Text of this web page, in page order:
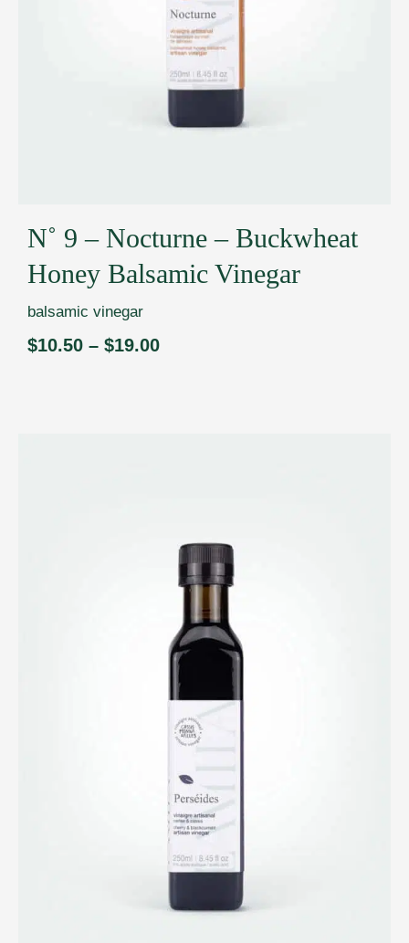
N˚ 9 – Nocturne – Buckwheat
Honey Balsamic Vinegar
balsamic vinegar
$10.50 – $19.00Price